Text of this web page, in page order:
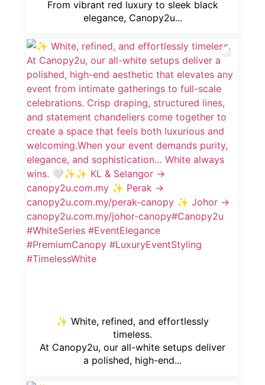
From vibrant red luxury to sleek black
elegance, Canopy2u...
✨ White, refined, and effortlessly
timeless.
At Canopy2u, our all-white setups deliver
a polished, high-end...